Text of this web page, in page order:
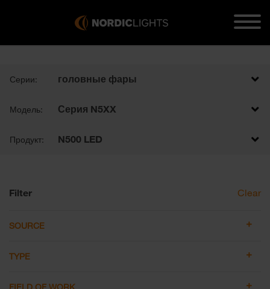
Серии: головные фары
Модель: Серия N5XX
Продукт: N500 LED
Filter Clear
SOURCE
TYPE
FIELD OF WORK